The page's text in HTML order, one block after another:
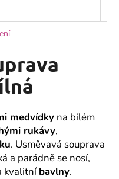
medvídky na bílém
rukávy,
. Usměvavá souprava
a parádně se nosí,
kvalitníbavlny.